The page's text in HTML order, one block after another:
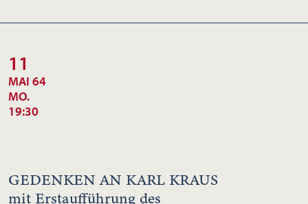
11
MAI 64
MO.
19:30
GEDENKEN AN KARL KRAUS
mit Erstaufführung des